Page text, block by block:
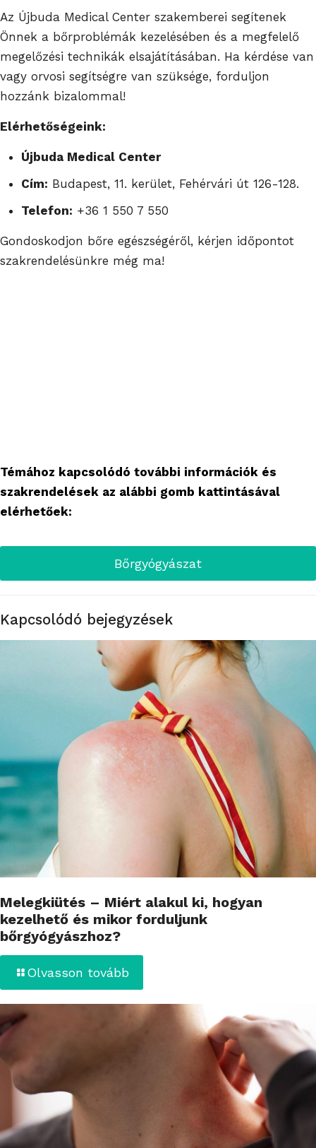
Az Újbuda Medical Center szakemberei segítenek
Önnek a bőrproblémák kezelésében és a megfelelő
megelőzési technikák elsajátításában. Ha kérdése van
vagy orvosi segítségre van szüksége, forduljon
hozzánk bizalommal!
Elérhetőségeink:
Újbuda Medical Center
Cím: Budapest, 11. kerület, Fehérvári út 126-128.
Telefon: +36 1 550 7 550
Gondoskodjon bőre egészségéről, kérjen időpontot
szakrendelésünkre még ma!
Témához kapcsolódó további információk és
szakrendelések az alábbi gomb kattintásával
elérhetőek:
Bőrgyógyászat
Kapcsolódó bejegyzések
Melegkiütés – Miért alakul ki, hogyan
kezelhető és mikor forduljunk
bőrgyógyászhoz?
Olvasson tovább